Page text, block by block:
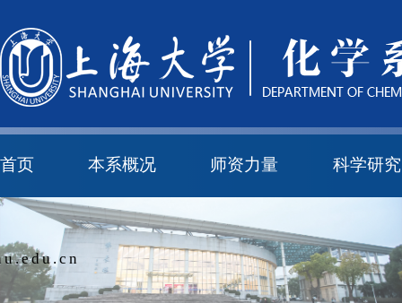
首页 本系概况
本系简介
机构设置
本科培养委员会
教学与科研研究所
化学实验中心
师资力量 科学研究